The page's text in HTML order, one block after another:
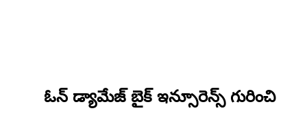
ఓన్ డ్యామేజ్ బైక్ ఇన్సూరెన్స్ గురించి